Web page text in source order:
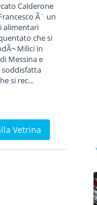
Calderone
Ã¨ un
alimentari
che si
Milici in
Messina e
soddisfatta
si rec...
Vetrina